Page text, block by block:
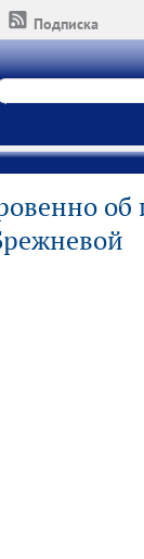
Подписка
об